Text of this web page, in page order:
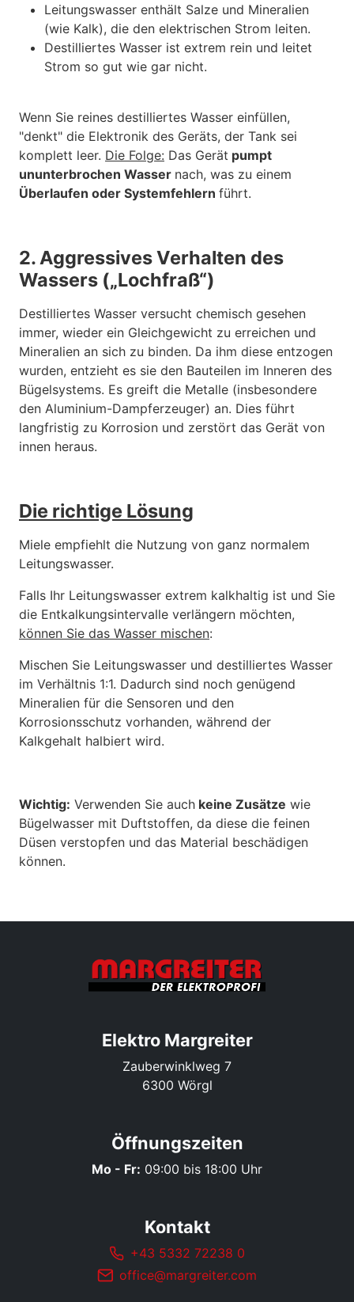
Leitungswasser enthält Salze und Mineralien
(wie Kalk), die den elektrischen Strom leiten.
Destilliertes Wasser ist extrem rein und leitet
Strom so gut wie gar nicht.
Wenn Sie reines destilliertes Wasser einfüllen,
"denkt" die Elektronik des Geräts, der Tank sei
komplett leer. Die Folge: Das Gerät pumpt
ununterbrochen Wasser nach, was zu einem
Überlaufen oder Systemfehlern führt.
2. Aggressives Verhalten des
Wassers („Lochfraß“)
Destilliertes Wasser versucht chemisch gesehen
immer, wieder ein Gleichgewicht zu erreichen und
Mineralien an sich zu binden. Da ihm diese entzogen
wurden, entzieht es sie den Bauteilen im Inneren des
Bügelsystems. Es greift die Metalle (insbesondere
den Aluminium-Dampferzeuger) an. Dies führt
langfristig zu Korrosion und zerstört das Gerät von
innen heraus.
Die richtige Lösung
Miele empfiehlt die Nutzung von ganz normalem
Leitungswasser.
Falls Ihr Leitungswasser extrem kalkhaltig ist und Sie
die Entkalkungsintervalle verlängern möchten,
können Sie das Wasser mischen:
Mischen Sie Leitungswasser und destilliertes Wasser
im Verhältnis 1:1. Dadurch sind noch genügend
Mineralien für die Sensoren und den
Korrosionsschutz vorhanden, während der
Kalkgehalt halbiert wird.
Wichtig: Verwenden Sie auch keine Zusätze wie
Bügelwasser mit Duftstoffen, da diese die feinen
Düsen verstopfen und das Material beschädigen
können.
Elektro Margreiter
Zauberwinklweg 7
6300 Wörgl
Öffnungszeiten
Mo - Fr: 09:00 bis 18:00 Uhr
Kontakt
+43 5332 72238 0
office@margreiter.com